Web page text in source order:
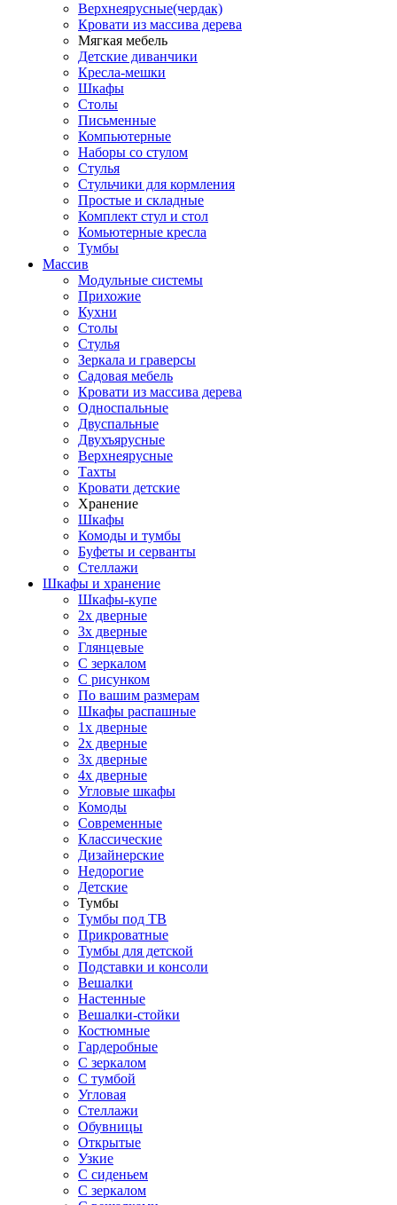
Верхнеярусные(чердак)
Кровати из массива дерева
Мягкая мебель
Детские диванчики
Кресла-мешки
Шкафы
Столы
Письменные
Компьютерные
Наборы со стулом
Стулья
Стульчики для кормления
Простые и складные
Комплект стул и стол
Комьютерные кресла
Тумбы
Массив
Модульные системы
Прихожие
Кухни
Столы
Стулья
Зеркала и граверсы
Садовая мебель
Кровати из массива дерева
Односпальные
Двуспальные
Двухъярусные
Верхнеярусные
Тахты
Кровати детские
Хранение
Шкафы
Комоды и тумбы
Буфеты и серванты
Стеллажи
Шкафы и хранение
Шкафы-купе
2х дверные
3х дверные
Глянцевые
С зеркалом
С рисунком
По вашим размерам
Шкафы распашные
1х дверные
2х дверные
3х дверные
4х дверные
Угловые шкафы
Комоды
Современные
Классические
Дизайнерские
Недорогие
Детские
Тумбы
Тумбы под ТВ
Прикроватные
Тумбы для детской
Подставки и консоли
Вешалки
Настенные
Вешалки-стойки
Костюмные
Гардеробные
С зеркалом
С тумбой
Угловая
Стеллажи
Обувницы
Открытые
Узкие
С сиденьем
С зеркалом